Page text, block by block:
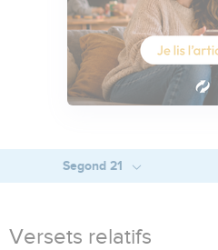
Segond 21
Versets relatifs